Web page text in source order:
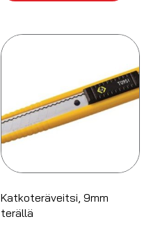
Katkoteräveitsi, 9mm
terällä